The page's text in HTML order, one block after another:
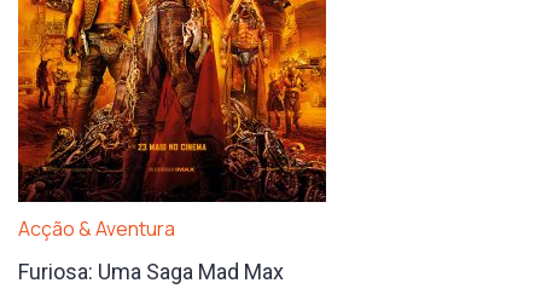
Acção & Aventura
Furiosa: Uma Saga Mad Max